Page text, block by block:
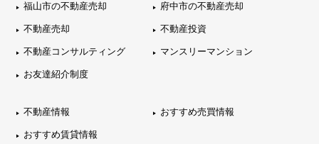
福山市の不動産売却 府中市の不動産売却
不動産売却 不動産投資
不動産コンサルティング マンスリーマンション
お友達紹介制度
不動産情報 おすすめ売買情報
おすすめ賃貸情報